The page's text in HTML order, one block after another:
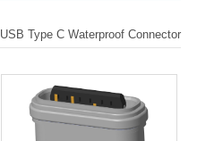
USB Type C Waterproof Connector